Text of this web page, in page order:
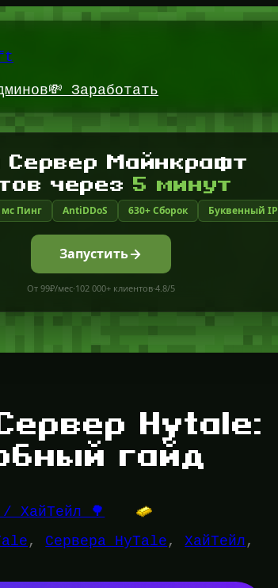
💸 Заработать
Сервер Майнкрафт
через5 минут
мс Пинг AntiDDoS 630+ Сборок Буквенный IP
Запустить
От 99₽/мес·102 000+ клиентов·4.8/5
Hytale:
гайд
ХайТейл 🌳
, Сервера HyTale , ХайТейл